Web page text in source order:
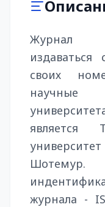
Журнал
своих
является
журнала -